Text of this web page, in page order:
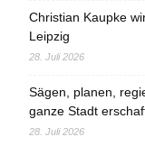
Christian Kaupke
Leipzig
28. Juli 2026
Sägen, planen,
ganze Stadt
28. Juli 2026